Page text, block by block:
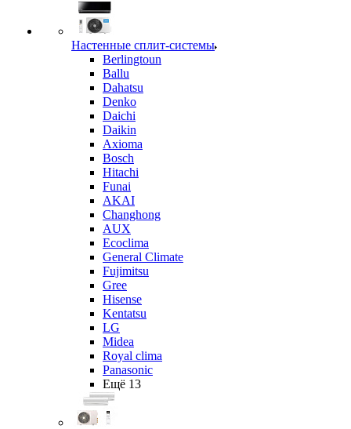
Настенные сплит-системы
Berlingtoun
Ballu
Dahatsu
Denko
Daichi
Daikin
Axioma
Bosch
Hitachi
Funai
AKAI
Changhong
AUX
Ecoclima
General Climate
Fujimitsu
Gree
Hisense
Kentatsu
LG
Midea
Royal clima
Panasonic
Ещё 13